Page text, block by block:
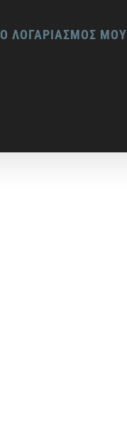
Ο ΛΟΓΑΡΙΑΣΜΟΣ ΜΟΥ